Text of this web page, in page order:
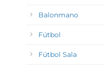
Balonmano
Fútbol
Fútbol Sala